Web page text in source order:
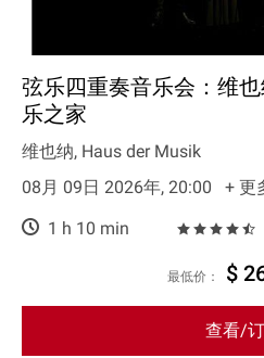
弦乐四重奏音乐会：维
乐之家
维也纳, Haus der Musik
08月 09日 2026年, 20:00
+ 更
1 h 10 min
最低价： $
查看/